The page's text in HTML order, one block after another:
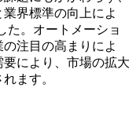
界標準の向上によ
た。オートメーショ
注目の高まりによ
により、市場の拡大
ます。